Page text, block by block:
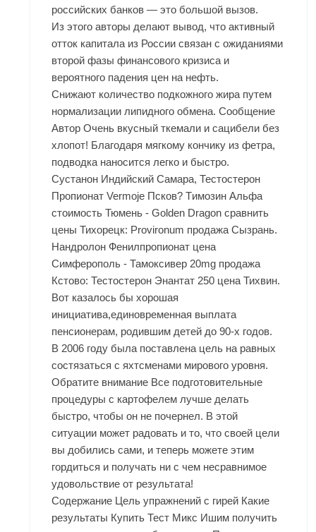
российских банков — это большой вызов.
Из этого авторы делают вывод, что активный
отток капитала из России связан с ожиданиями
второй фазы финансового кризиса и
вероятного падения цен на нефть.
Снижают количество подкожного жира путем
нормализации липидного обмена. Сообщение
Автор Очень вкусный ткемали и сацибели без
хлопот! Благодаря мягкому кончику из фетра,
подводка наносится легко и быстро.
Сустанон Индийский Самара, Тестостерон
Пропионат Vermoje Псков? Tимозин Альфа
стоимость Тюмень - Golden Dragon сравнить
цены Тихорецк: Provironum продажа Сызрань.
Нандролон Фенилпропионат цена
Симферополь - Тамоксивер 20mg продажа
Кстово: Тестостерон Энантат 250 цена Тихвин.
Вот казалось бы хорошая
инициатива,единовременная выплата
пенсионерам, родившим детей до 90-х годов.
В 2006 году была поставлена цель на равных
состязаться с яхтсменами мирового уровня.
Обратите внимание Все подготовительные
процедуры с картофелем лучше делать
быстро, чтобы он не почернел. В этой
ситуации может радовать и то, что своей цели
вы добились сами, и теперь можете этим
гордиться и получать ни с чем несравнимое
удовольствие от результата!
Содержание Цель упражнений с гирей Какие
результаты Купить Тест Микс Ишим получить